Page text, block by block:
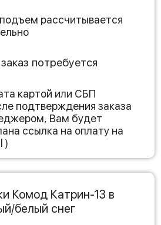
рассчитывается
потребуется
картой или СБП
подтверждения заказа
Вам будет
ссылка на оплату на
)
Комод Катрин-13 в
белый снег